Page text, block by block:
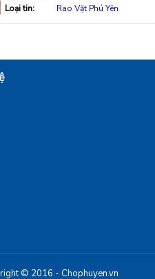
Loại tin:
Rao Vặt Phú Yên
© 2016 - Chophuyen.vn